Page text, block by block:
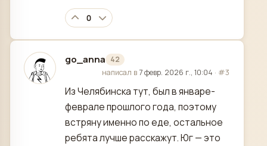
0
go_anna 42
отредактировано
написал в7 февр. 2026 г., 10:04 · #3
Из Челябинска тут, был в январе-
феврале прошлого года, поэтому
встряну именно по еде, остальное
ребята лучше расскажут. Юг — это